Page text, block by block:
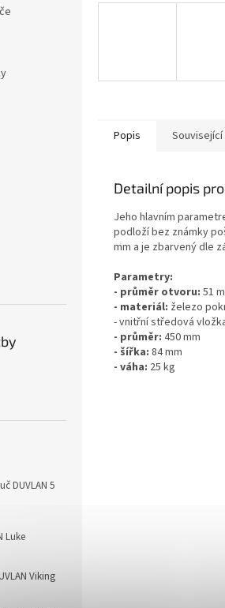
DUVLAN 5
Luke
Viking
Popis
Detailní popis
Jeho hlavním
podloží bez známky
mm a je zbarvený dle
Parametry:
- průměr otvoru: 51
- materiál: železo
- vnitřní středová
- průměr: 450 mm
- šířka: 84 mm
- váha: 25 kg